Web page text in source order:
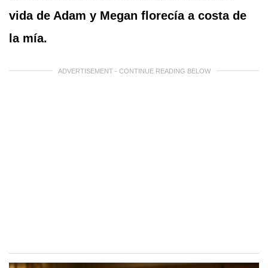
vida de Adam y Megan florecía a costa de
la mía.
ADVERTISEMENT - CONTINUE READING BELOW